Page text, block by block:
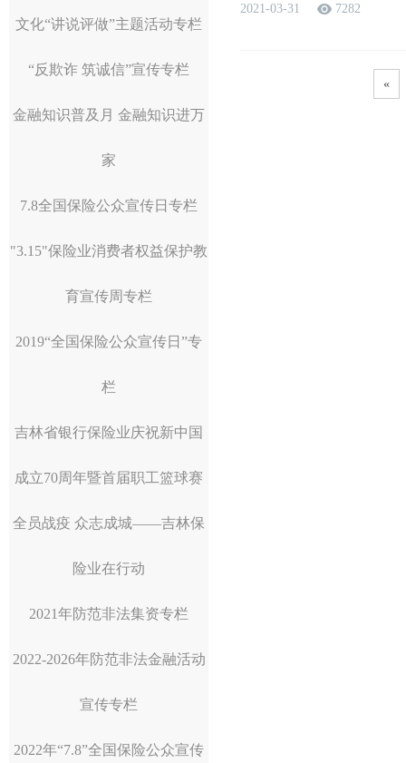
文化“讲说评做”主题活动专栏
“反欺诈 筑诚信”宣传专栏
金融知识普及月 金融知识进万
家
7.8全国保险公众宣传日专栏
"3.15"保险业消费者权益保护教
育宣传周专栏
2019“全国保险公众宣传日”专
栏
吉林省银行保险业庆祝新中国
成立70周年暨首届职工篮球赛
全员战疫 众志成城——吉林保
险业在行动
2021年防范非法集资专栏
2022-2026年防范非法金融活动
宣传专栏
2022年“7.8”全国保险公众宣传
2021-03-31 7282
«